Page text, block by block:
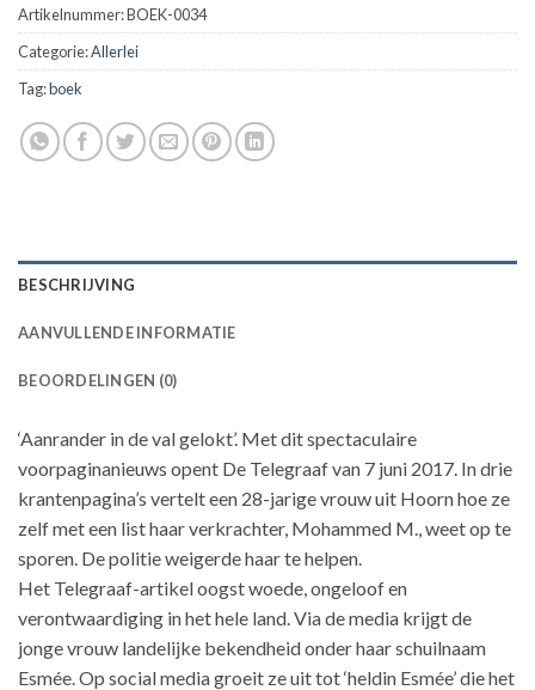
Artikelnummer:BOEK-0034
Categorie:Allerlei
Tag:boek
BESCHRIJVING
AANVULLENDE INFORMATIE
BEOORDELINGEN (0)
‘Aanrander in de val gelokt’. Met dit spectaculaire
voorpaginanieuws opent De Telegraaf van 7 juni 2017. In drie
krantenpagina’s vertelt een 28-jarige vrouw uit Hoorn hoe ze
zelf met een list haar verkrachter, Mohammed M., weet op te
sporen. De politie weigerde haar te helpen.
Het Telegraaf-artikel oogst woede, ongeloof en
verontwaardiging in het hele land. Via de media krijgt de
jonge vrouw landelijke bekendheid onder haar schuilnaam
Esmée. Op social media groeit ze uit tot ‘heldin Esmée’ die het